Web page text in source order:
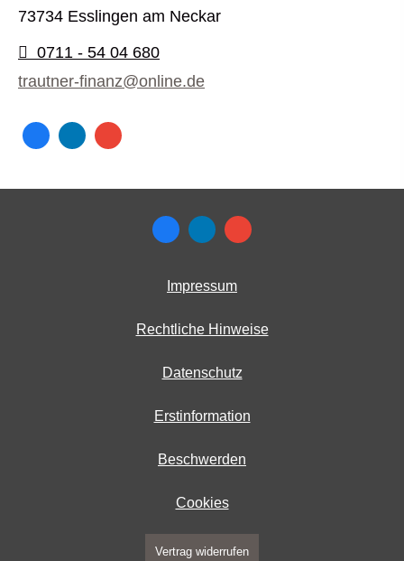
73734 Esslingen am Neckar
0711 - 54 04 680
trautner-finanz@online.de
Impressum
Rechtliche Hinweise
Datenschutz
Erstinformation
Beschwerden
Cookies
Vertrag widerrufen